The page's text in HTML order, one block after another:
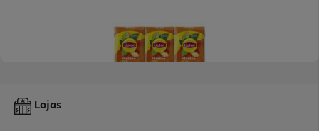
Ice Tea Lipton Pêssego 3x0.20l
Lojas